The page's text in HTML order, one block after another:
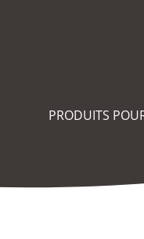
PRODUITS